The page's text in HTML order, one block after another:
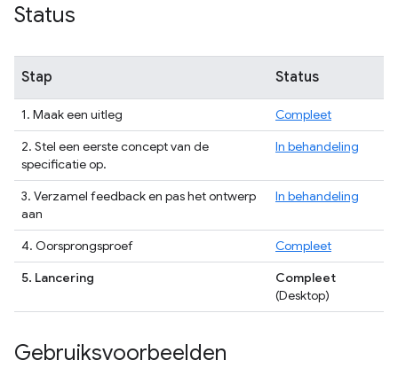
Status
Stap Status
1. Maak een uitleg
Compleet
2. Stel een eerste concept van de
specificatie op.
In behandeling
3. Verzamel feedback en pas het ontwerp
aan
In behandeling
4. Oorsprongsproef
Compleet
5. Lancering
Compleet
(Desktop)
Gebruiksvoorbeelden